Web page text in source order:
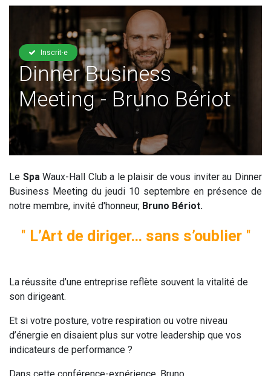
Inscrit·e
Dinner Business
Meeting - Bruno Bériot
Le SpaWaux-Hall Club a le plaisir de vous inviter au Dinner
Business Meeting du jeudi 10 septembre en présence de
notre membre, invité d'honneur, Bruno Bériot.
" L’Art de diriger… sans s’oublier"
La réussite d’une entreprise reflète souvent la vitalité de
son dirigeant.
Et si votre posture, votre respiration ou votre niveau
d’énergie en disaient plus sur votre leadership que vos
indicateurs de performance ?